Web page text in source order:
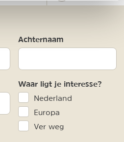
Achternaam
Waar ligt je interesse?
Nederland
Europa
Ver weg